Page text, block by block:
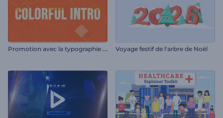
P
romotion avec la typographie colorée Voyage festif de l'arbre de Noël